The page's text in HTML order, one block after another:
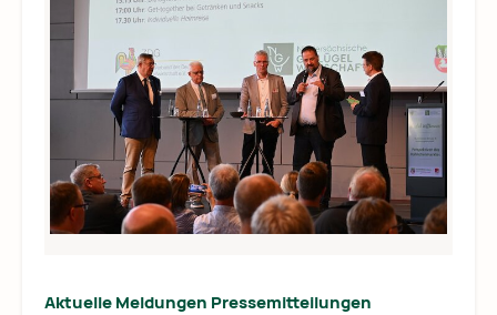
Aktuelle Meldungen Pressemitteilungen